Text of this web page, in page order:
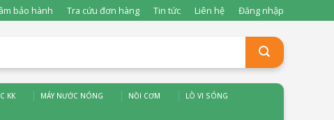
bảo hành Tra cứu đơn hàng Tin tức Liên hệ Đăng nhập
KK MÁY NƯỚC NÓNG NỒI CƠM LÒ VI SÓNG